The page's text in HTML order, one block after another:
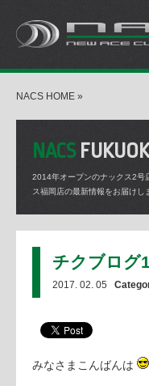
NACS HOME »
NACS
2014年オープンのナックス2号
ス福岡店の最新情報をお届けし
チクブログ
2017. 02. 05
みなさまこんばんは